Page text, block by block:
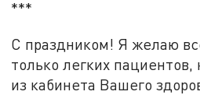
***
С праздником! Я желаю
только легких
из кабинета Вашего